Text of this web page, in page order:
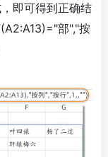
即可得到正确结
部","按